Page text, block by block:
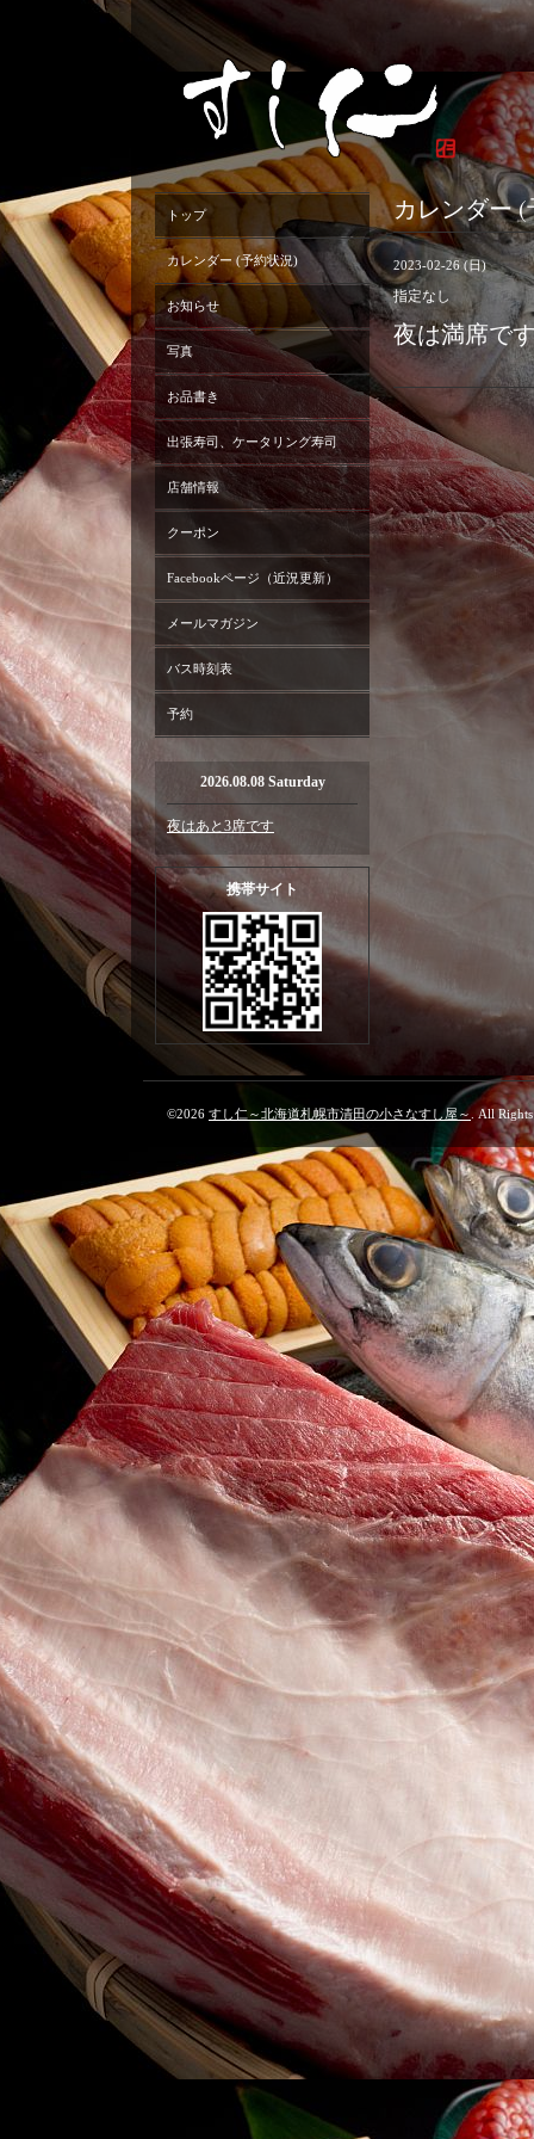
カレンダー
2023-02-26 (日)
指定なし
夜は満席で
トップ
カレンダー (予約状況)
お知らせ
写真
お品書き
出張寿司、ケータリング寿司
店舗情報
クーポン
Facebookページ（近況更新）
メールマガジン
バス時刻表
予約
2026.08.08 Saturday
夜はあと3席です
携帯サイト
©2026 すし仁～北海道札幌市清田の小さなすし屋～ . All